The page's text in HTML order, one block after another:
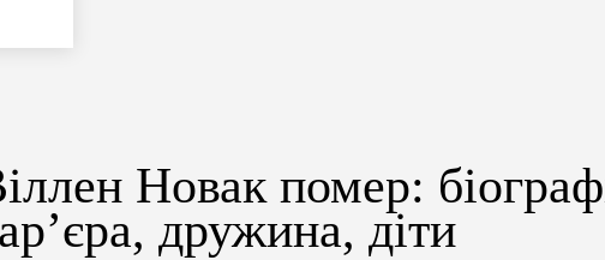
Новак помер:
дружина, діти